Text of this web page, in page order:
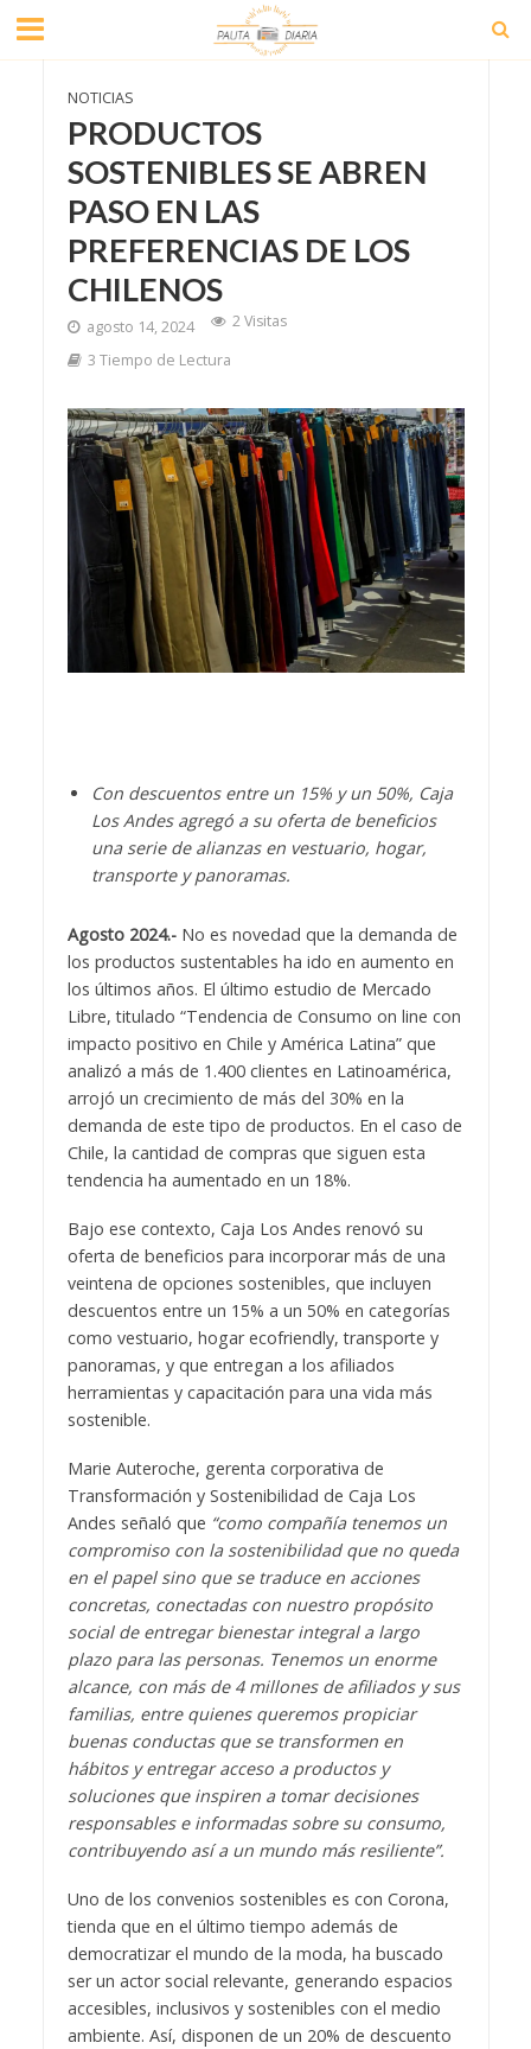
NOTICIAS
PRODUCTOS
SOSTENIBLES SE ABREN
PASO EN LAS
PREFERENCIAS DE LOS
CHILENOS
agosto 14, 2024
2 Visitas
3 Tiempo de Lectura
Con descuentos entre un 15% y un 50%, Caja
Los Andes agregó a su oferta de beneficios
una serie de alianzas en vestuario, hogar,
transporte y panoramas.
Agosto 2024.- No es novedad que la demanda de
los productos sustentables ha ido en aumento en
los últimos años. El último estudio de Mercado
Libre, titulado “Tendencia de Consumo on line con
impacto positivo en Chile y América Latina” que
analizó a más de 1.400 clientes en Latinoamérica,
arrojó un crecimiento de más del 30% en la
demanda de este tipo de productos. En el caso de
Chile, la cantidad de compras que siguen esta
tendencia ha aumentado en un 18%.
Bajo ese contexto, Caja Los Andes renovó su
oferta de beneficios para incorporar más de una
veintena de opciones sostenibles, que incluyen
descuentos entre un 15% a un 50% en categorías
como vestuario, hogar ecofriendly, transporte y
panoramas, y que entregan a los afiliados
herramientas y capacitación para una vida más
sostenible.
Marie Auteroche, gerenta corporativa de
Transformación y Sostenibilidad de Caja Los
Andes señaló que “como compañía tenemos un
compromiso con la sostenibilidad que no queda
en el papel sino que se traduce en acciones
concretas, conectadas con nuestro propósito
social de entregar bienestar integral a largo
plazo para las personas. Tenemos un enorme
alcance, con más de 4 millones de afiliados y sus
familias, entre quienes queremos propiciar
buenas conductas que se transformen en
hábitos y entregar acceso a productos y
soluciones que inspiren a tomar decisiones
responsables e informadas sobre su consumo,
contribuyendo así a un mundo más resiliente”.
Uno de los convenios sostenibles es con Corona,
tienda que en el último tiempo además de
democratizar el mundo de la moda, ha buscado
ser un actor social relevante, generando espacios
accesibles, inclusivos y sostenibles con el medio
ambiente. Así, disponen de un 20% de descuento